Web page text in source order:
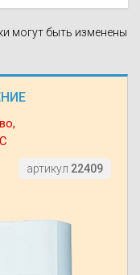
артикул 22409
могут быть изменены